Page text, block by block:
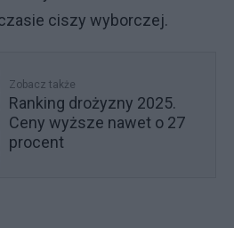
ciszy wyborczej.
Zobacz także
Ranking drożyzny 2025.
Ceny wyższe nawet o 27
procent